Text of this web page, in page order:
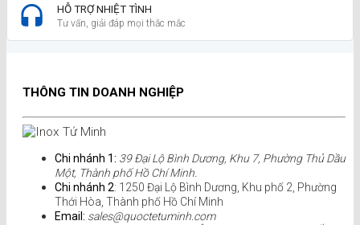
HỖ TRỢ NHIỆT TÌNH
Tư vấn, giải đáp mọi thắc mắc
THÔNG TIN DOANH NGHIỆP
Chi nhánh 1: 39 Đại Lộ Bình Dương, Khu 7, Phường Thủ Dầu
Một, Thành phố Hồ Chí Minh.
Chi nhánh 2: 1250 Đại Lộ Bình Dương, Khu phố 2, Phường
Thới Hòa, Thành phố Hồ Chí Minh
Email: sales@quoctetuminh.com